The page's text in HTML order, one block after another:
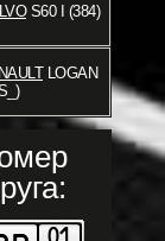
S60 I (384)
LOGAN